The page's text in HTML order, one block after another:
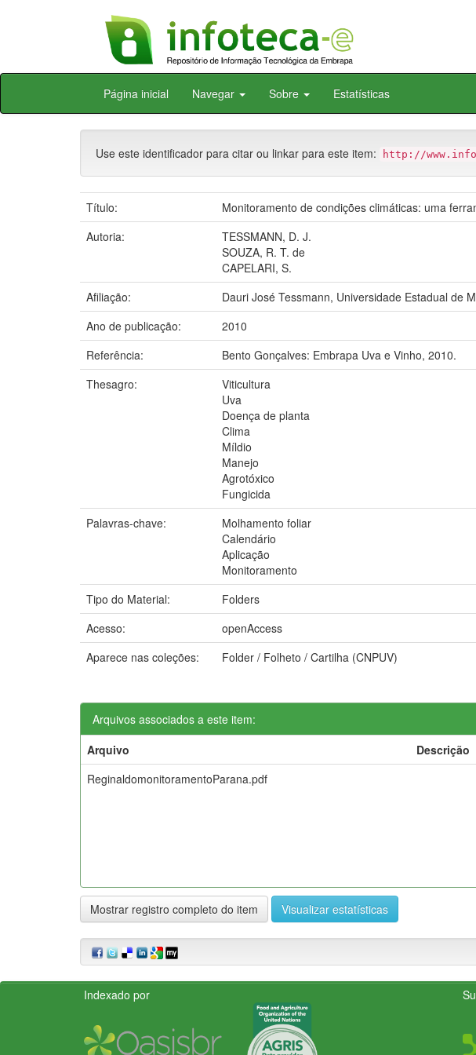
Skip
Página inicial Navegar Sobre Estatísticas
Use este identificador para citar ou linkar para este item: http://
Título:
Monitoramento de condições climáticas: uma
Autoria:
TESSMANN, D. J.
SOUZA, R. T. de
CAPELARI, S.
Afiliação:
Dauri José Tessmann, Universidade Estadual de
Ano de publicação:
2010
Referência:
Bento Gonçalves: Embrapa Uva e Vinho, 2010.
Thesagro:
Viticultura
Uva
Doença de planta
Clima
Míldio
Manejo
Agrotóxico
Fungicida
Palavras-chave:
Molhamento foliar
Calendário
Aplicação
Monitoramento
Tipo do Material:
Folders
Acesso:
openAccess
Aparece nas coleções:
Folder / Folheto / Cartilha (CNPUV)
Arquivos associados a este item:
Arquivo
Descrição
ReginaldomonitoramentoParana.pdf
Mostrar registro completo do item Visualizar estatísticas
Indexado por